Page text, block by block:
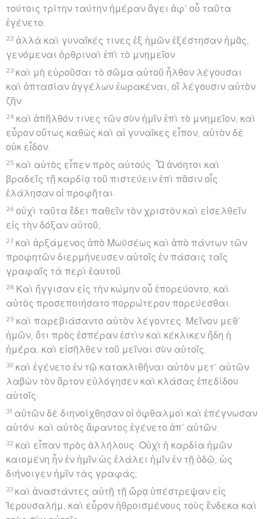
τούτοις τρίτην ταύτην ἡμέραν ἄγει ἀφ’ οὗ ταῦτα
ἐγένετο.
22 ἀλλὰ καὶ γυναῖκές τινες ἐξ ἡμῶν ἐξέστησαν ἡμᾶς,
γενόμεναι ὀρθριναὶ ἐπὶ τὸ μνημεῖον
23 καὶ μὴ εὑροῦσαι τὸ σῶμα αὐτοῦ ἦλθον λέγουσαι
καὶ ὀπτασίαν ἀγγέλων ἑωρακέναι, οἳ λέγουσιν αὐτὸν
ζῆν.
24 καὶ ἀπῆλθόν τινες τῶν σὺν ἡμῖν ἐπὶ τὸ μνημεῖον, καὶ
εὗρον οὕτως καθὼς καὶ αἱ γυναῖκες εἶπον, αὐτὸν δὲ
οὐκ εἶδον.
25 καὶ αὐτὸς εἶπεν πρὸς αὐτούς· Ὦ ἀνόητοι καὶ
βραδεῖς τῇ καρδίᾳ τοῦ πιστεύειν ἐπὶ πᾶσιν οἷς
ἐλάλησαν οἱ προφῆται·
26 οὐχὶ ταῦτα ἔδει παθεῖν τὸν χριστὸν καὶ εἰσελθεῖν
εἰς τὴν δόξαν αὐτοῦ;
27 καὶ ἀρξάμενος ἀπὸ Μωϋσέως καὶ ἀπὸ πάντων τῶν
προφητῶν διερμήνευσεν αὐτοῖς ἐν πάσαις ταῖς
γραφαῖς τὰ περὶ ἑαυτοῦ.
28 Καὶ ἤγγισαν εἰς τὴν κώμην οὗ ἐπορεύοντο, καὶ
αὐτὸς προσεποιήσατο πορρώτερον πορεύεσθαι.
29 καὶ παρεβιάσαντο αὐτὸν λέγοντες· Μεῖνον μεθ’
ἡμῶν, ὅτι πρὸς ἑσπέραν ἐστὶν καὶ κέκλικεν ἤδη ἡ
ἡμέρα. καὶ εἰσῆλθεν τοῦ μεῖναι σὺν αὐτοῖς.
30 καὶ ἐγένετο ἐν τῷ κατακλιθῆναι αὐτὸν μετ’ αὐτῶν
λαβὼν τὸν ἄρτον εὐλόγησεν καὶ κλάσας ἐπεδίδου
αὐτοῖς·
31 αὐτῶν δὲ διηνοίχθησαν οἱ ὀφθαλμοὶ καὶ ἐπέγνωσαν
αὐτόν· καὶ αὐτὸς ἄφαντος ἐγένετο ἀπ’ αὐτῶν.
32 καὶ εἶπαν πρὸς ἀλλήλους· Οὐχὶ ἡ καρδία ἡμῶν
καιομένη ἦν ἐν ἡμῖν ὡς ἐλάλει ἡμῖν ἐν τῇ ὁδῷ, ὡς
διήνοιγεν ἡμῖν τὰς γραφάς;
33 καὶ ἀναστάντες αὐτῇ τῇ ὥρᾳ ὑπέστρεψαν εἰς
Ἰερουσαλήμ, καὶ εὗρον ἠθροισμένους τοὺς ἕνδεκα καὶ